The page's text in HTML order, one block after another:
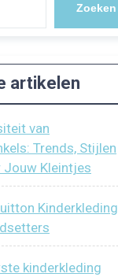
Zoeken
artikelen
van
Trends, Stijlen
Kleintjes
Kinderkleding
kinderkleding